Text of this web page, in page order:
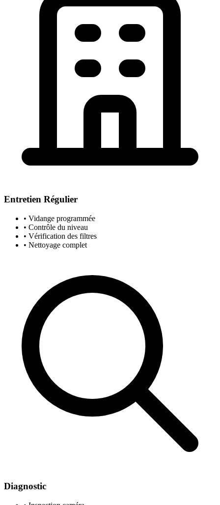
Entretien Régulier
• Vidange programmée
• Contrôle du niveau
• Vérification des filtres
• Nettoyage complet
Diagnostic